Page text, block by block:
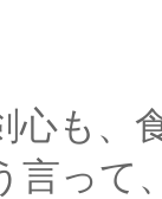
べ
リン